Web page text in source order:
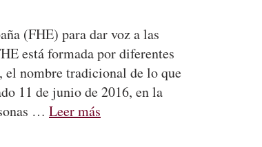
(FHE) para dar voz a las
está formada por diferentes
el nombre tradicional de lo que
11 de junio de 2016, en la
… Leer más